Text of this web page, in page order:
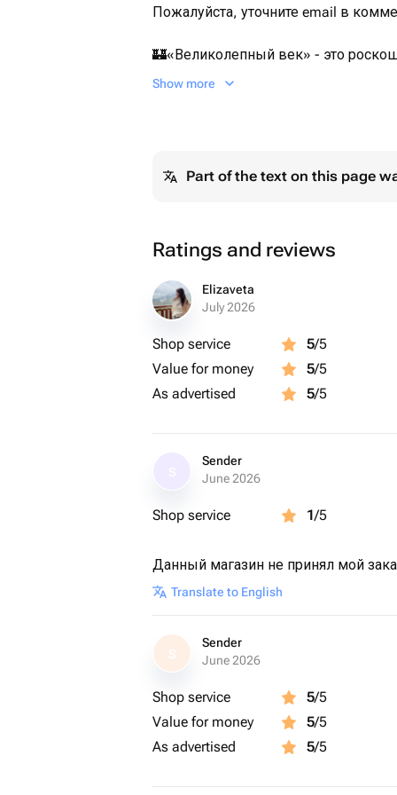
Пожалуйста, уточните email в
🏰«Великолепный век» - это
традициями восточного хаммама и
🤍 Распаривание в хаммам,
🤍 Контрастное обливание,
и тонус
отшелушивание
и очищение, после которого кожа
🤍 Чайная церемония с
внутреннее ощущение
Show more
Part of the text on this page
Ratings and reviews
Elizaveta
July 2026
Shop service 5/5
Value for money
5/5
As advertised
5/5
Sender
June 2026
Shop service 1/5
Данный магазин не принял мой
Translate to English
S
Sender
June 2026
Shop service 5/5
Value for money
5/5
As advertised
5/5